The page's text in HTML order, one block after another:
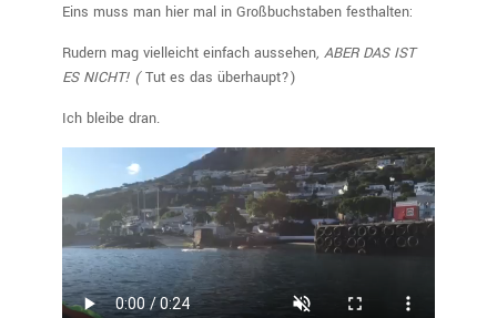
Eins muss man hier mal in Großbuchstaben festhalten:
Rudern mag vielleicht einfach aussehen, ABER DAS IST
ES NICHT! (Tut es das überhaupt?)
Ich bleibe dran.